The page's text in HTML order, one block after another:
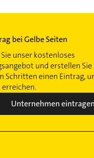
bei Gelbe Seiten
unser kostenloses
und erstellen
Schritten einen Eintrag,
erreichen.
Unternehmen eintragen